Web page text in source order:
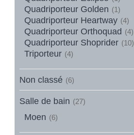
Quadriporteur Golden (1)
Quadriporteur Heartway (4)
Quadriporteur Orthoquad (4)
Quadriporteur Shoprider (10)
Triporteur (4)
Non classé (6)
Salle de bain (27)
Moen (6)